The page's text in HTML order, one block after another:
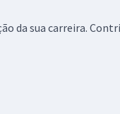
da sua carreira.